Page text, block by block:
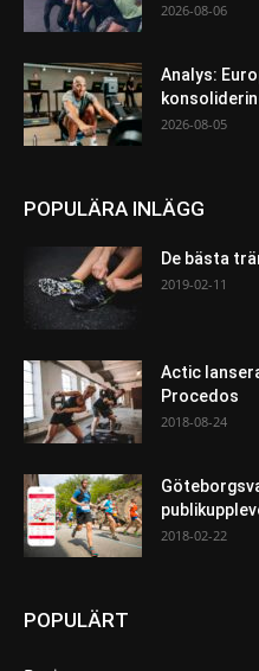
2026-08-06
Analys:
2026-08-05
POPULÄRA INLÄGG
De bästa
2019-02-11
Actic
Procedos
2018-08-24
2018-02-22
POPULÄRT